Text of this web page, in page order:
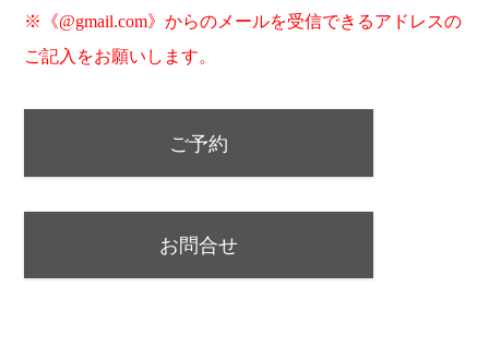
※《@gmail.com》からのメールを受信できるアドレスの
ご記入をお願いします。
ご予約
お問合せ